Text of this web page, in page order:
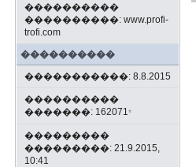
����������
����������: www.profi-
trofi.com
����������
�����������: 8.8.2015
����������
�������: 162071*
���������
���������: 21.9.2015,
10:41